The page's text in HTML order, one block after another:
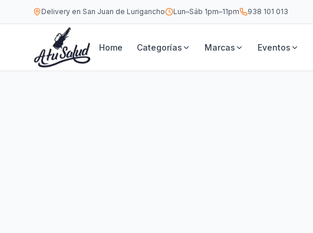
Delivery en San Juan de Lurigancho Lun–Sáb 1pm–11pm 938 101 013
Home Categorías Marcas Eventos